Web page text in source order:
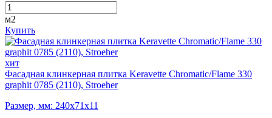
м2
Купить
хит
Фасадная клинкерная плитка Keravette Chromatic/Flame 330
graphit 0785 (2110), Stroeher
Размер, мм: 240х71х11